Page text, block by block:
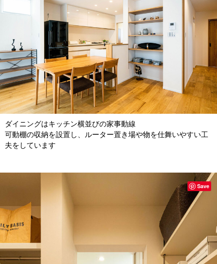
ダイニングはキッチン横並びの家事動線
可動棚の収納を設置し、ルーター置き場や物を仕舞いやすい工
夫をしています
Save